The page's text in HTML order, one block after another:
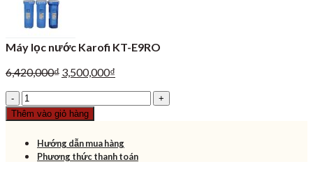
Máy lọc nước Karofi KT-E9RO
6,420,000₫ Giá
6,420,000₫.
3,500,000₫
Máy
lọc
nước
Karofi
KT-
E9RO
Thêm vào giỏ hàng
Hướng dẫn mua hàng
Phương thức thanh toán